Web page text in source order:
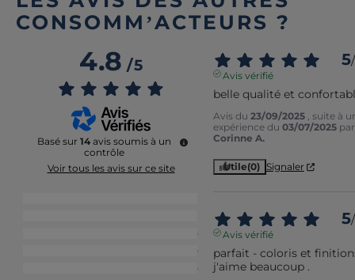
CONSOMM’ACTEURS ?
4.8/5
Basé sur 14 avis soumis à un
contrôle
Voir tous les avis sur ce site
0
0
0
5/
Avis vérifié
belle qualité et
Avis du 23/09/2025 , suite à
expérience du 03/07/2025 par
Corinne A.
Utile(0) Signaler
5/
Avis vérifié
parfait - coloris et
j'aime beaucoup .